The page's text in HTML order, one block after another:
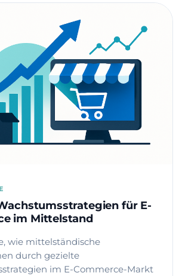
für E-
im Mittelstand
wie mittelständische
durch gezielte
im E-Commerce-Markt